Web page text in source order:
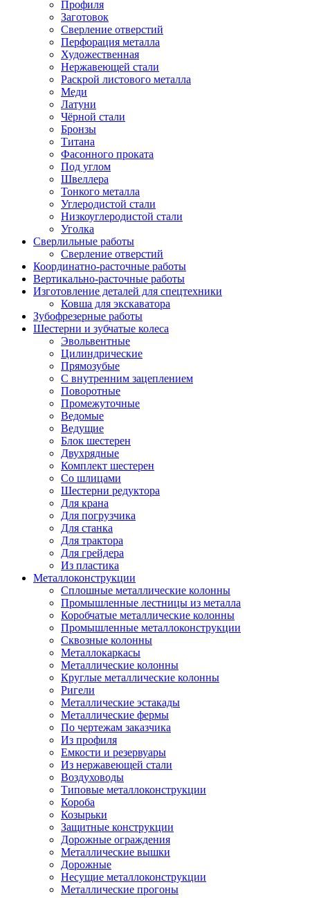
Профиля
Заготовок
Сверление отверстий
Перфорация металла
Художественная
Нержавеющей стали
Раскрой листового металла
Меди
Латуни
Чёрной стали
Бронзы
Титана
Фасонного проката
Под углом
Швеллера
Тонкого металла
Углеродистой стали
Низкоуглеродистой стали
Уголка
Сверлильные работы
Сверление отверстий
Координатно-расточные работы
Вертикально-расточные работы
Изготовление деталей для спецтехники
Ковша для экскаватора
Зубофрезерные работы
Шестерни и зубчатые колеса
Эвольвентные
Цилиндрические
Прямозубые
С внутренним зацеплением
Поворотные
Промежуточные
Ведомые
Ведущие
Блок шестерен
Двухрядные
Комплект шестерен
Со шлицами
Шестерни редуктора
Для крана
Для погрузчика
Для станка
Для трактора
Для грейдера
Из пластика
Металлоконструкции
Сплошные металлические колонны
Промышленные лестницы из металла
Коробчатые металлические колонны
Промышленные металлоконструкции
Сквозные колонны
Металлокаркасы
Металлические колонны
Круглые металлические колонны
Ригели
Металлические эстакады
Металлические фермы
По чертежам заказчика
Из профиля
Емкости и резервуары
Из нержавеющей стали
Воздуховоды
Типовые металлоконструкции
Короба
Козырьки
Защитные конструкции
Дорожные ограждения
Металлические вышки
Дорожные
Несущие металлоконструкции
Металлические прогоны